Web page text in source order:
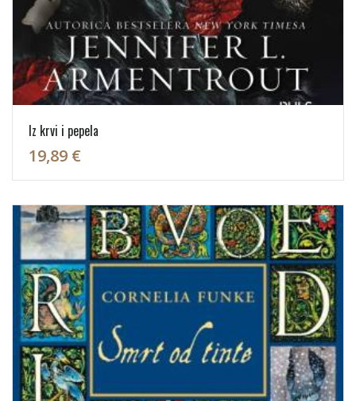
Iz krvi i pepela
19,89 €